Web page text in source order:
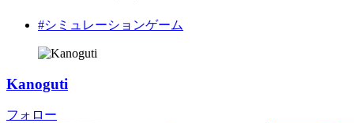
#シミュレーションゲーム
Kanoguti
フォロー